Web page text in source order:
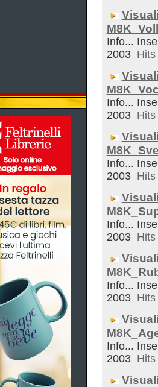
Info...
2003
Info...
2003
Info...
2003
Info...
2003
Info...
2003
Info...
2003